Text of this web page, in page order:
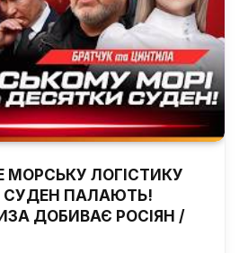
МОРСЬКУ ЛОГІСТИКУ
СУДЕН ПАЛАЮТЬ!
ДОБИВАЄ РОСІЯН /